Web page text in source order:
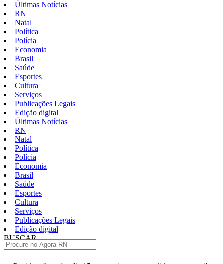
Últimas Notícias
RN
Natal
Política
Polícia
Economia
Brasil
Saúde
Esportes
Cultura
Serviços
Publicações Legais
Edição digital
Últimas Notícias
RN
Natal
Política
Polícia
Economia
Brasil
Saúde
Esportes
Cultura
Serviços
Publicações Legais
Edição digital
BUSCAR